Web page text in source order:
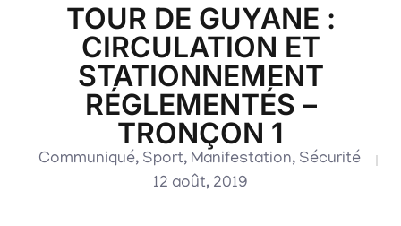
TOUR DE GUYANE :
CIRCULATION ET
STATIONNEMENT
RÉGLEMENTÉS –
TRONÇON 1
Communiqué, Sport, Manifestation, Sécurité
12 août, 2019